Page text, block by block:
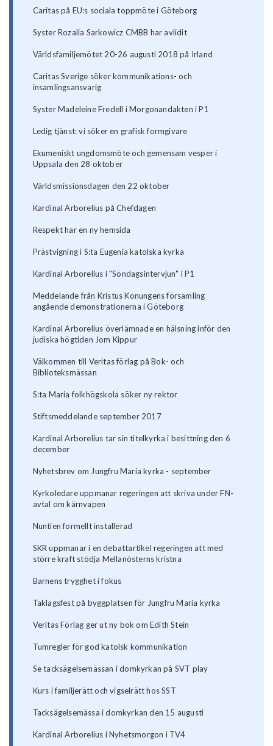
Caritas på EU:s sociala toppmöte i Göteborg
Syster Rozalia Sarkowicz CMBB har avlidit
Världsfamiljemötet 20-26 augusti 2018 på Irland
Caritas Sverige söker kommunikations- och
insamlingsansvarig
Syster Madeleine Fredell i Morgonandakten i P1
Ledig tjänst: vi söker en grafisk formgivare
Ekumeniskt ungdomsmöte och gemensam vesper i
Uppsala den 28 oktober
Världsmissionsdagen den 22 oktober
Kardinal Arborelius på Chefdagen
Respekt har en ny hemsida
Prästvigning i S:ta Eugenia katolska kyrka
Kardinal Arborelius i "Söndagsintervjun" i P1
Meddelande från Kristus Konungens församling
angående demonstrationerna i Göteborg
Kardinal Arborelius överlämnade en hälsning inför den
judiska högtiden Jom Kippur
Välkommen till Veritas förlag på Bok- och
Biblioteksmässan
S:ta Maria folkhögskola söker ny rektor
Stiftsmeddelande september 2017
Kardinal Arborelius tar sin titelkyrka i besittning den 6
december
Nyhetsbrev om Jungfru Maria kyrka - september
Kyrkoledare uppmanar regeringen att skriva under FN-
avtal om kärnvapen
Nuntien formellt installerad
SKR uppmanar i en debattartikel regeringen att med
större kraft stödja Mellanösterns kristna
Barnens trygghet i fokus
Taklagsfest på byggplatsen för Jungfru Maria kyrka
Veritas Förlag ger ut ny bok om Edith Stein
Tumregler för god katolsk kommunikation
Se tacksägelsemässan i domkyrkan på SVT play
Kurs i familjerätt och vigselrätt hos SST
Tacksägelsemässa i domkyrkan den 15 augusti
Kardinal Arborelius i Nyhetsmorgon i TV4